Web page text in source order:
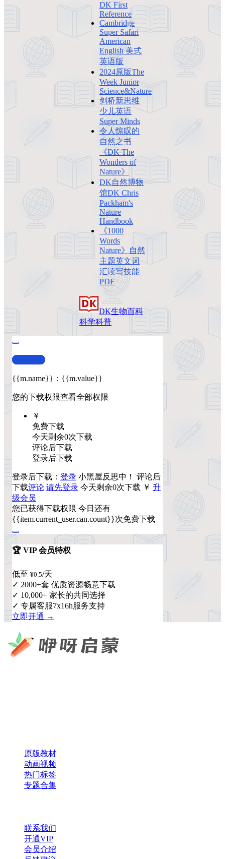
DK First
Reference
Cambridge
Super Safari
American
English 美式
英语版
2024原版The
Week Junior
Science&Nature
剑桥新思维
少儿英语
Super Minds
令人惊叹的
自然之书
《DK The
Wonders of
Nature》
DK自然博物
馆DK Chris
Packham's
Nature
Handbook
《1000
Words
Nature》自然
主题英文词
汇读写技能
PDF
DK生物百科
科学科普
查看演示
{{m.name}} ： {{m.value}}
您的下载权限查看全部权限
￥
免费下载
今天剩余0次下载
评论后下载
登录后下载
登录后下载： 登录 小黑屋反思中！ 评论后
下载评论 请先登录 今天剩余0次下载 ￥ 升
级会员
您已获得下载权限 今日还有
{{item.current_user.can.count}}次免费下载
🏆 VIP 会员特权
低至 ¥0.5/天
✓ 2000+套 优质资源畅意下载
✓ 10,000+ 家长的共同选择
✓ 专属客服7x16h服务支持
立即开通 →
原版教材
动画视频
热门标签
专题合集
联系我们
开通VIP
会员介绍